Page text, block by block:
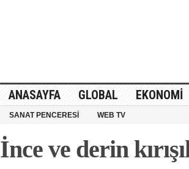
ANASAYFA GLOBAL EKONOMİ
SANAT PENCERESİ WEB TV
İnce ve derin